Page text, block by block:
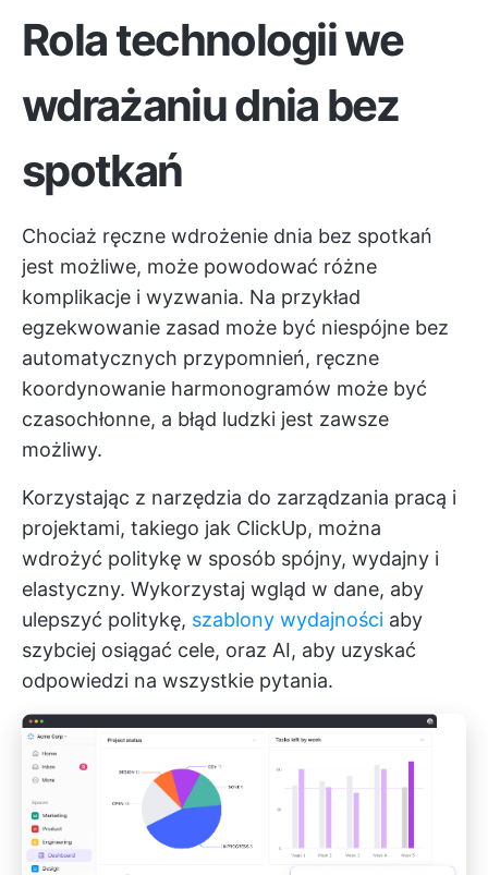
Rola technologii we
wdrażaniu dnia bez
spotkań
Chociaż ręczne wdrożenie dnia bez spotkań
jest możliwe, może powodować różne
komplikacje i wyzwania. Na przykład
egzekwowanie zasad może być niespójne bez
automatycznych przypomnień, ręczne
koordynowanie harmonogramów może być
czasochłonne, a błąd ludzki jest zawsze
możliwy.
Korzystając z narzędzia do zarządzania pracą i
projektami, takiego jak ClickUp, można
wdrożyć politykę w sposób spójny, wydajny i
elastyczny. Wykorzystaj wgląd w dane, aby
ulepszyć politykę, szablony wydajności aby
szybciej osiągać cele, oraz AI, aby uzyskać
odpowiedzi na wszystkie pytania.